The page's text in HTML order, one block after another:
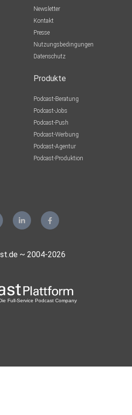
Newsletter
Kontakt
Presse
Nutzungsbedingungen
Datenschutz
Produkte
Podcast-Beratung
Podcast-Jobs
Podcast-Push
Podcast-Werbung
Podcast-Agentur
Podcast-Produktion
~ 2004-2026